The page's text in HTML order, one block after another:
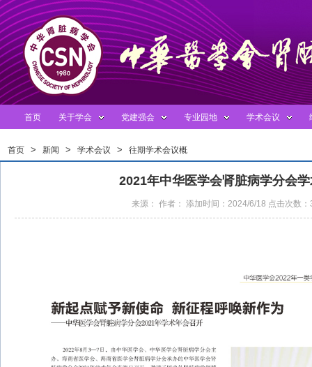
首页 关于学会 党建强会 专业园地 学术会议
首页 > 新闻 > 学术会议 > 往期学术会议概
2021年中华医学会肾脏病学分会
来源： 作者： 添加时间：2024/6/18 点击次数